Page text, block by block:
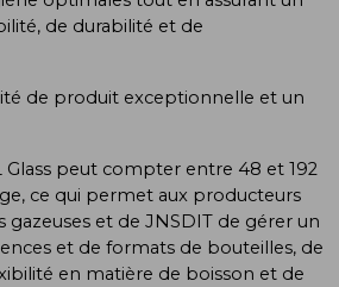
de durabilité et de
de produit exceptionnelle et un
Glass peut compter entre 48 et 192
ce qui permet aux producteurs
gazeuses et de JNSDIT de gérer un
et de formats de bouteilles, de
en matière de boisson et de